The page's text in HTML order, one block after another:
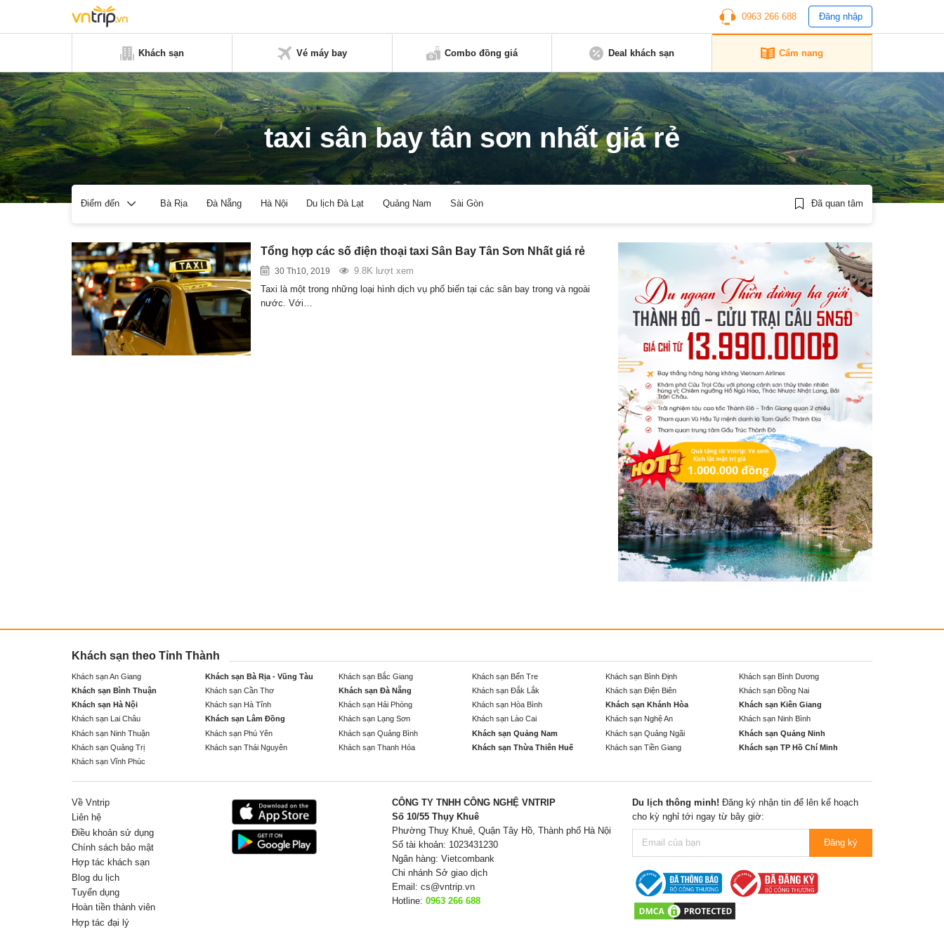
0963 266 688 Đăng nhập
Khách sạn Vé máy bay Combo đồng giá Deal khách sạn Cẩm nang
taxi sân bay tân sơn nhất giá rẻ
Điểm đến Bà Rịa Đà Nẵng Hà Nội Du lịch Đà Lạt Quảng Nam Sài Gòn Đã quan tâm
Tổng hợp các số điện thoại taxi Sân Bay Tân Sơn Nhất giá rẻ
30 Th10, 2019
9.8K lượt xem
Taxi là một trong những loại hình dịch vụ phổ biến tại các sân bay trong và ngoài
nước. Với…
Khách sạn theo Tỉnh Thành
Khách sạn An Giang Khách sạn Bà Rịa - Vũng Tàu Khách sạn Bắc Giang Khách sạn Bến Tre Khách sạn Bình Định
Khách sạn Bình Dương
Khách sạn Bình Thuận
Khách sạn Cần Thơ Khách sạn Đà Nẵng Khách sạn Đắk Lắk Khách sạn Điện Biên
Khách sạn Đồng Nai
Khách sạn Hà Nội
Khách sạn Hà Tĩnh Khách sạn Hải Phòng Khách sạn Hòa Bình Khách sạn Khánh Hòa
Khách sạn Kiên Giang
Khách sạn Lai Châu
Khách sạn Lâm Đồng Khách sạn Lạng Sơn Khách sạn Lào Cai Khách sạn Nghệ An
Khách sạn Ninh Bình
Khách sạn Ninh Thuận
Khách sạn Phú Yên Khách sạn Quảng Bình Khách sạn Quảng Nam Khách sạn Quảng Ngãi
Khách sạn Quảng Ninh
Khách sạn Quảng Trị
Khách sạn Thái Nguyên Khách sạn Thanh Hóa Khách sạn Thừa Thiên Huế Khách sạn Tiền Giang
Khách sạn TP Hồ Chí Minh
Khách sạn Vĩnh Phúc
Về Vntrip
Liên hệ
Điều khoản sử dụng
Chính sách bảo mật
Hợp tác khách sạn
Blog du lịch
Tuyển dụng
Hoàn tiền thành viên
Hợp tác đại lý
CÔNG TY TNHH CÔNG NGHỆ VNTRIP
Số 10/55 Thụy Khuê
Phường Thuỵ Khuê, Quận Tây Hồ, Thành phố Hà Nội
Số tài khoản: 1023431230
Ngân hàng: Vietcombank
Chi nhánh Sở giao dịch
Email: cs@vntrip.vn
Hotline: 0963 266 688
Du lịch thông minh! Đăng ký nhận tin để lên kế hoạch
cho kỳ nghỉ tới ngay từ bây giờ:
Đăng ký